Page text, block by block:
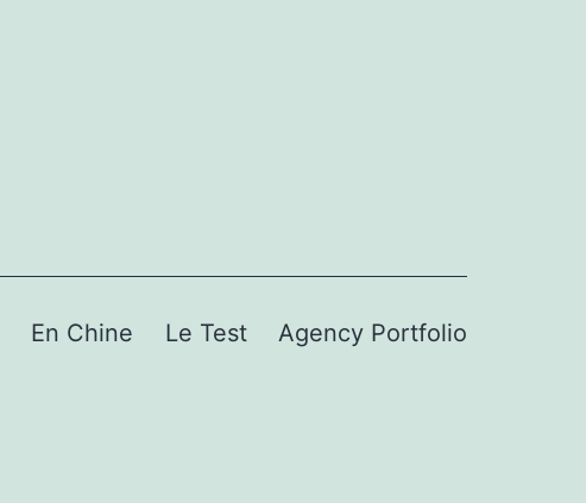
En Chine Le Test Agency Portfolio